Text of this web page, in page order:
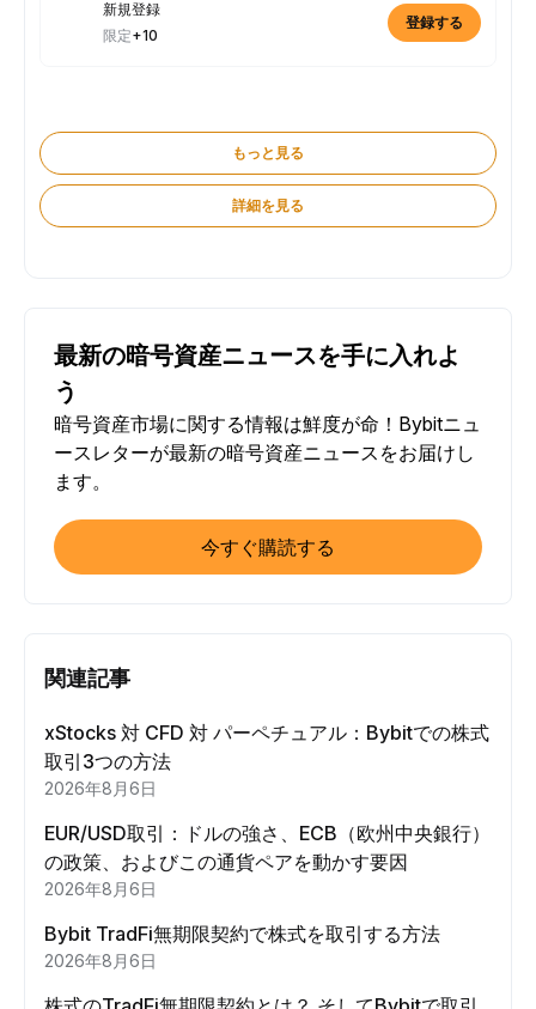
新規登録
限定+10
登録する
もっと見る
詳細を見る
最新の暗号資産ニュースを手に入れよ
う
暗号資産市場に関する情報は鮮度が命！Bybitニュ
ースレターが最新の暗号資産ニュースをお届けし
ます。
今すぐ購読する
関連記事
xStocks 対 CFD 対 パーペチュアル：Bybitでの株式
取引3つの方法
2026年8月6日
EUR/USD取引：ドルの強さ、ECB（欧州中央銀行）
の政策、およびこの通貨ペアを動かす要因
2026年8月6日
Bybit TradFi無期限契約で株式を取引する方法
2026年8月6日